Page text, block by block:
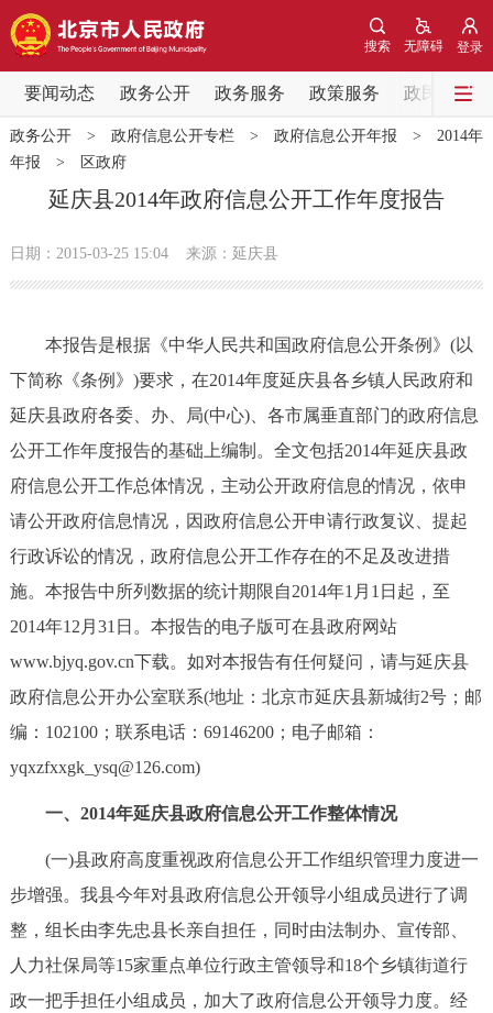
登录
无障碍
搜索
要闻动态 政务公开 政务服务 政策服务 政民互动
要闻动态
党中央精神 国务院信息 中央部委动态
北京要闻 会议信息 部门动态
各区热点
政务公开
市领导 机构职能 政策服务
政策兑现 政策解读 回应关切
决策公开 专题公开
个人服务 法人服务 部门服务
便民服务 利企服务 投资项目
中介服务
政民互动
12345网上接诉即办 我要咨询
参与调查 在线访谈 图说互动
走进北京
政务公开> 政府信息公开专栏> 政府信息公开年报 > 2014年
年报 > 区政府
延庆县2014年政府信息公开工作年度报告
日期：2015-03-25 15:04 来源：延庆县
本报告是根据《中华人民共和国政府信息公开条例》(以
下简称《条例》)要求，在2014年度延庆县各乡镇人民政府和
延庆县政府各委、办、局(中心)、各市属垂直部门的政府信息
公开工作年度报告的基础上编制。全文包括2014年延庆县政
府信息公开工作总体情况，主动公开政府信息的情况，依申
请公开政府信息情况，因政府信息公开申请行政复议、提起
行政诉讼的情况，政府信息公开工作存在的不足及改进措
施。本报告中所列数据的统计期限自2014年1月1日起，至
2014年12月31日。本报告的电子版可在县政府网站
www.bjyq.gov.cn下载。如对本报告有任何疑问，请与延庆县
政府信息公开办公室联系(地址：北京市延庆县新城街2号；邮
编：102100；联系电话：69146200；电子邮箱：
yqxzfxxgk_ysq@126.com)
一、2014年延庆县政府信息公开工作整体情况
(一)县政府高度重视政府信息公开工作组织管理力度进一
步增强。我县今年对县政府信息公开领导小组成员进行了调
整，组长由李先忠县长亲自担任，同时由法制办、宣传部、
人力社保局等15家重点单位行政主管领导和18个乡镇街道行
政一把手担任小组成员，加大了政府信息公开领导力度。经